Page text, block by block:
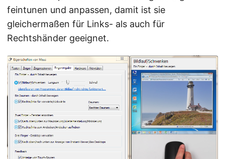
feintunen und anpassen, damit ist sie
gleichermaßen für Links- als auch für
Rechtshänder geeignet.